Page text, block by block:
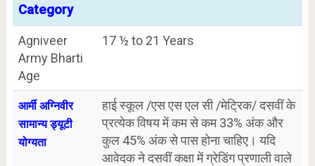
Category
Agniveer
Army Bharti
Age
17 ½ to 21 Years
आर्मी अग्निवीर
सामान्य ड्यूटी
योग्यता
हाई स्कूल /एस एस एल सी /मेट्रिक/ दसवीं के
प्रत्येक विषय में कम से कम 33% अंक और
कुल 45% अंक से पास होना चाहिए। यदि
आवेदक ने दसवीं कक्षा में ग्रेडिंग प्रणाली वाले